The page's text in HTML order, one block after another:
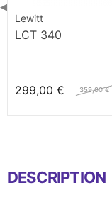
Lewitt
LCT 340
299,00 € 359,00 €
◀
DESCRIPTION